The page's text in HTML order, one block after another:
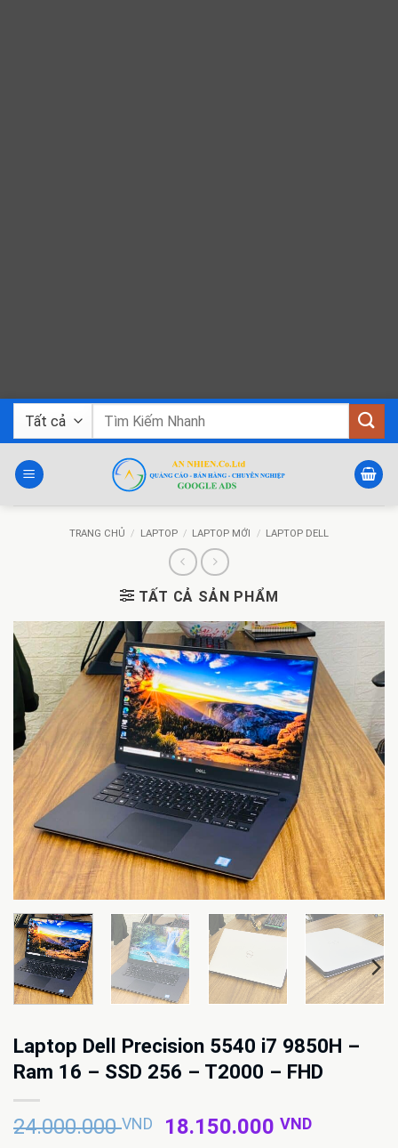
Bỏ
dung
Tìm
TRANG CHỦ / LAPTOP / LAPTOP MỚI / LAPTOP DELL
TẤT CẢ SẢN PHẨM
Laptop Dell Precision 5540 i7 9850H –
Ram 16 – SSD 256 – T2000 – FHD
24.000.000VND
Giá
18.150.000VNDGiá